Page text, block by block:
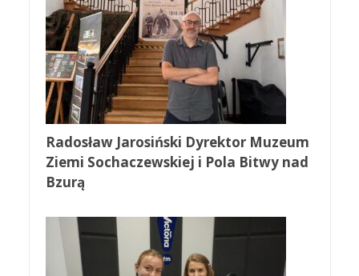
Radosław Jarosiński Dyrektor Muzeum
Ziemi Sochaczewskiej i Pola Bitwy nad
Bzurą